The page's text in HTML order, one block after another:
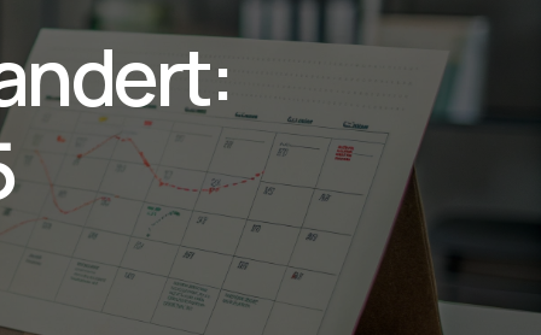
Matrix
alle pakketten en mogelijkheden
documenten verzamelen en facturen
tot controleren, boeken, bank
& klant dashboard.